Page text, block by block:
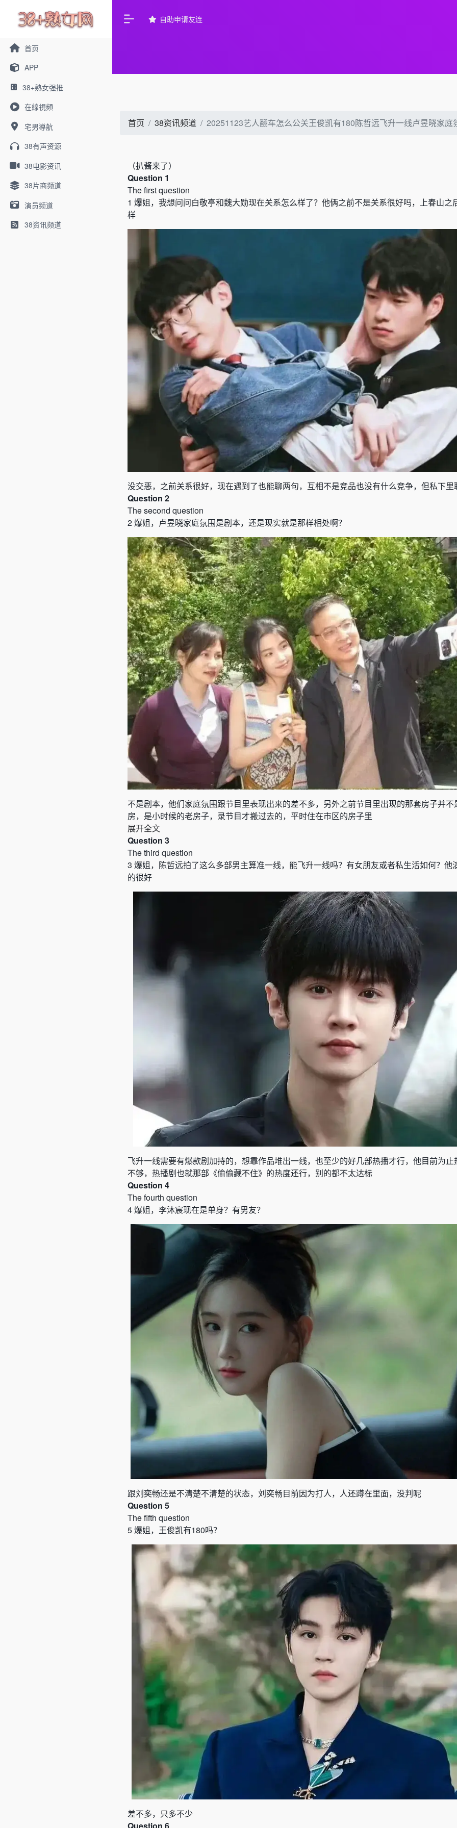
首页
APP
38+熟女强推
在線視頻
宅男導航
38有声资源
38电影资讯
38片商频道
演员频道
38资讯频道
自助申请友连
首页 38资讯频道 20251123艺人翻车怎么公关王俊凯有180陈哲远飞升一线卢昱晓家
（扒酱来了）
Question 1
The first question
1 爆姐，我想问问白敬亭和魏大勋现在关系怎么样了？他俩之前不是关系很好吗，上春山之
样
没交恶，之前关系很好，现在遇到了也能聊两句，互相不是竞品也没有什么竞争，但私下里
Question 2
The second question
2爆姐，卢昱晓家庭氛围是剧本，还是现实就是那样相处啊？
不是剧本，他们家庭氛围跟节目里表现出来的差不多，另外之前节目里出现的那套房子并不
房，是小时候的老房子，录节目才搬过去的，平时住在市区的房子里
展开全文
Question 3
The third question
3 爆姐，陈哲远拍了这么多部男主算准一线，能飞升一线吗？有女朋友或者私生活如何？他
的很好
飞升一线需要有爆款剧加持的，想靠作品堆出一线，也至少的好几部热播才行，他目前为
不够，热播剧也就那部《偷偷藏不住》的热度还行，别的都不太达标
Question 4
The fourth question
4爆姐，李沐宸现在是单身？有男友？
跟刘奕畅还是不清楚不清楚的状态，刘奕畅目前因为打人，人还蹲在里面，没判呢
Question 5
The fifth question
5爆姐，王俊凯有180吗？
差不多，只多不少